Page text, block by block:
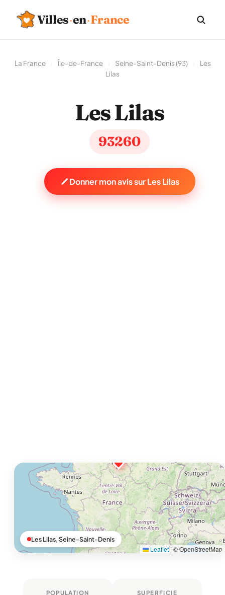
Villes·en·France
La France Île-de-France Seine-Saint-Denis (93)
Les
Lilas
Les Lilas
93260
Donner mon avis sur Les Lilas
Leaflet |© OpenStreetMap
Les Lilas, Seine-Saint-Denis
POPULATION SUPERFICIE